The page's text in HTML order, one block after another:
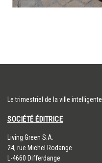
Le trimestriel de la ville intelligente
SOCIÉTÉ ÉDITRICE
​Living Green S.A.
24, rue Michel Rodange
L-4660 Differdange